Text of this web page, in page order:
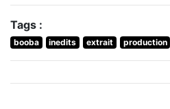
Tags :
booba inedits extrait production